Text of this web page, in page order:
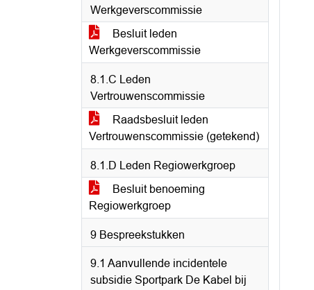
Werkgeverscommissie
Besluit leden
Werkgeverscommissie
8.1.C Leden
Vertrouwenscommissie
Raadsbesluit leden
Vertrouwenscommissie (getekend)
8.1.D Leden Regiowerkgroep
Besluit benoeming
Regiowerkgroep
9 Bespreekstukken
9.1 Aanvullende incidentele
subsidie Sportpark De Kabel bij